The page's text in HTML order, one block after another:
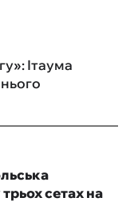
Ітаума
сетах на